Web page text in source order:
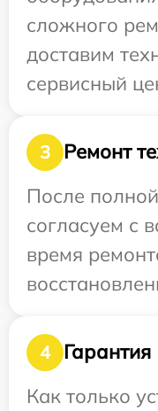
сложного
доставим
сервисный
3
Ремонт
После
согласуем с
время
4
Гарантия
Как только